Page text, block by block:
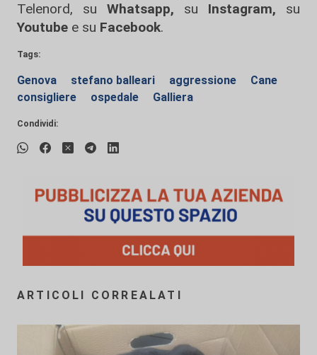
Telenord, su
Whatsapp, su Instagram, su
Youtube e su Facebook.
Tags:
Genova stefano balleari aggressione
Cane
consigliere
ospedale Galliera
Condividi:
ARTICOLI CORREALATI